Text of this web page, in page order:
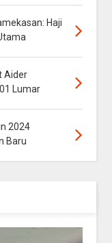
Haji
Aider
Lumar
2024
Baru